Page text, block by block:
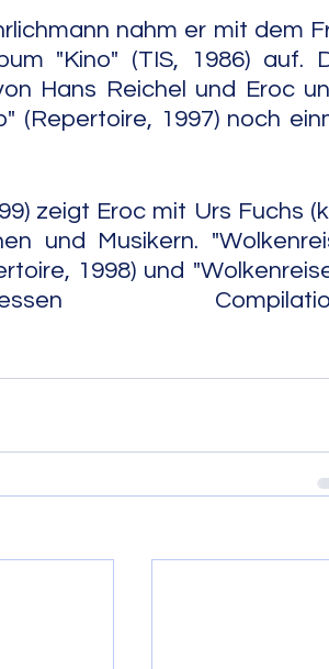
nahm er mit dem
"Kino" (TIS, 1986) auf.
Hans Reichel und Eroc
(Repertoire, 1997) noch
zeigt Eroc mit Urs Fuchs
und Musikern.
1998) und